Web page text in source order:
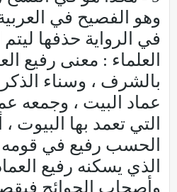
وهو الفصيح في
في الرواية حذفها
العلماء : معنى رفيع
بالشرف ، وسناء
عماد البيت ، وجمعه
التي تعمد بها البيوت
الحسب رفيع في قومه
الذي يسكنه رفيع
وأصحاب الحوائج